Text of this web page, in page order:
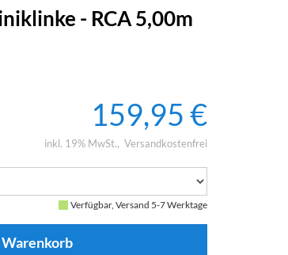
- RCA 5,00m
159,95 €
inkl. 19% MwSt. Versandkostenfrei
Verfügbar, Versand 5-7 Werktage